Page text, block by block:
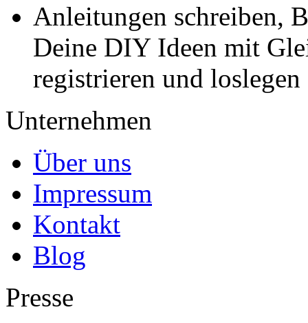
Anleitungen schreiben,
Deine DIY Ideen mit
registrieren und loslegen
Unternehmen
Über uns
Impressum
Kontakt
Blog
Presse